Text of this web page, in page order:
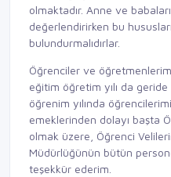
olmaktadır. Anne ve
değerlendirirken bu
bulundurmalıdırlar.
Öğrenciler ve
eğitim öğretim yılı da
öğrenim yılında
emeklerinden dolayı başta
olmak üzere, Öğrenci
Müdürlüğünün bütün
teşekkür ederim.